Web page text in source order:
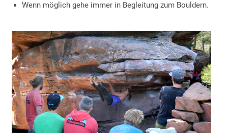
Wenn möglich gehe immer in Begleitung zum Bouldern.